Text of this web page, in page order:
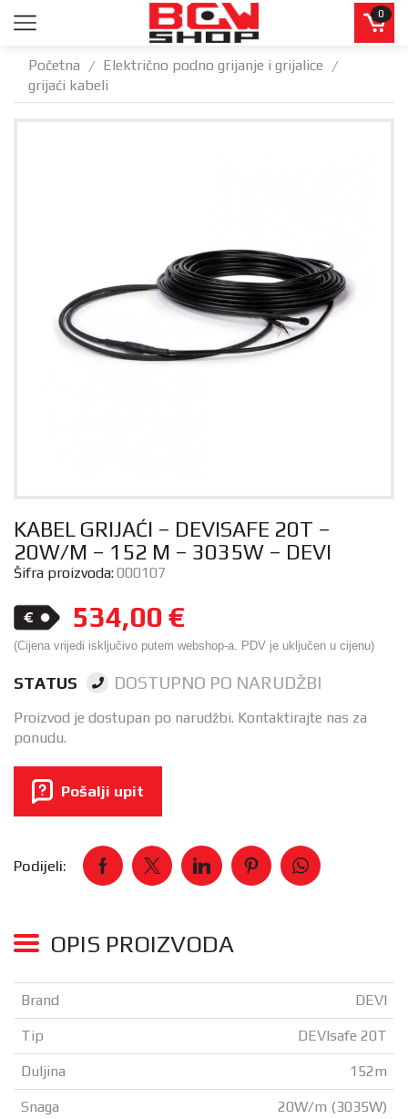
0
Početna / Električno podno grijanje i grijalice /
grijaći kabeli
KABEL GRIJAĆI – DEVISAFE 20T –
20W/M – 152 M – 3035W – DEVI
Šifra proizvoda:000107
534,00 €
(Cijena vrijedi isključivo putem webshop-a. PDV je uključen u cijenu)
STATUS DOSTUPNO PO NARUDŽBI
Proizvod je dostupan po narudžbi. Kontaktirajte nas za
ponudu.
Pošalji upit
Podijeli:
OPIS PROIZVODA
Brand DEVI
Tip DEVIsafe 20T
Duljina 152m
Snaga 20W/m (3035W)